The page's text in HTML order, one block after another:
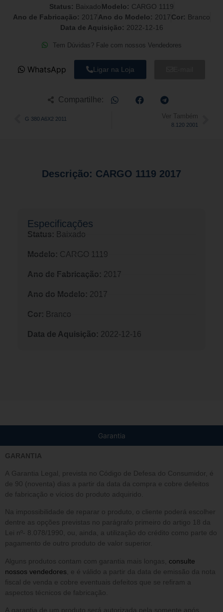
Status: BaixadoModelo: CARGO 1119
Ano de Fabricação: 2017Ano do Modelo: 2017Cor: Branco
Data de Aquisição: 2022-12-16
Tem Dúvidas? Fale com nossos Vendedores
WhatsApp Ligar na Loja
Compartilhe:
G 380 A6X2 2011 Ver Também
8.120 2001
Descrição: CARGO 1119 2017
Especificações​
Status: Baixado
Modelo: CARGO 1119
Ano de Fabricação: 2017
Ano do Modelo: 2017
Cor: Branco
Data de Aquisição: 2022-12-16
Garantia
GARANTIA
A Garantia Legal, prevista no Código de Defesa do Consumidor, é
de 90 (noventa) dias a partir da data da compra e cobre defeitos
de fabricação e vícios do produto adquirido.
Na impossibilidade de reparar o produto, o cliente poderá escolher
dentre as opções previstas no parágrafo primeiro do artigo 18 da
Lei nº- 8.078/1990, ou, ainda, a utilização do crédito como parte do
pagamento de outro produto de valor superior.
Alguns produtos contam com garantia mais longas, consulte
nossos vendedores , e é válido a partir da data de emissão da nota
fiscal de venda e cobre eventuais defeitos que se refiram a
aspectos técnicos de fabricação.
A garantia de um produto será autorizada pela somente após